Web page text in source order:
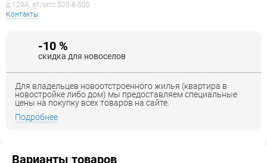
д.129А, a1/мтс 500-8-500
Контакты
-10 %
скидка для новоселов
Для владельцев новоотстроенного жилья (квартира в
новостройке либо дом) мы предоставляем специальные
цены на покупку всех товаров на сайте.
Подробнее
Варианты товаров